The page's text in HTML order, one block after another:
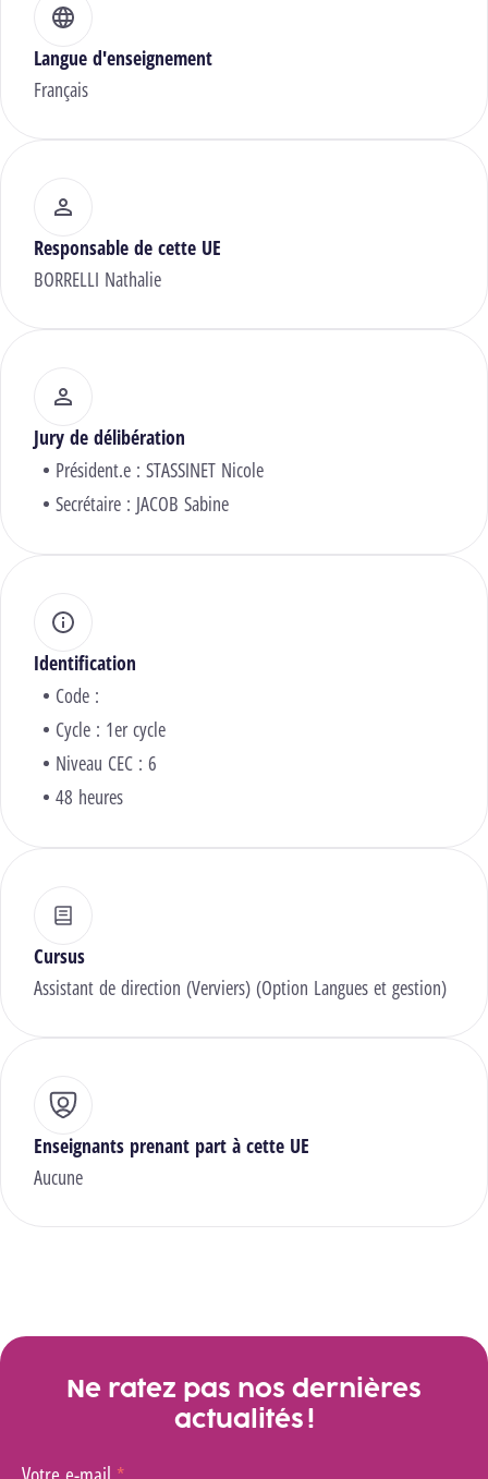
Langue d'enseignement
Français
Responsable de cette UE
BORRELLI Nathalie
Jury de délibération
Président.e : STASSINET Nicole
Secrétaire : JACOB Sabine
Identification
Code :
Cycle : 1er cycle
Niveau CEC : 6
48 heures
Cursus
Assistant de direction (Verviers) (Option Langues et gestion)
Enseignants prenant part à cette UE
Aucune
Ne ratez pas nos dernières
actualités !